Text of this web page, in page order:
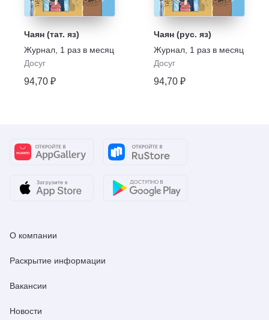
Чаян (тат. яз)
Журнал 1 раз в месяц
Досуг
94,70 ₽
Чаян (рус. яз)
Журнал 1 раз в месяц
Досуг
94,70 ₽
О компании
Раскрытие информации
Вакансии
Новости